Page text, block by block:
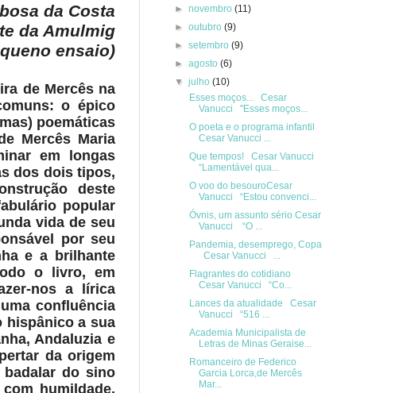
da Costa
da Amulmig
ensaio)
de Mercês na
o épico
poemáticas
Mercês Maria
em longas
dos dois tipos,
deste
popular
vida de seu
por seu
e a brilhante
o livro, em
nos a lírica
confluência
hispânico a sua
Andaluzia e
da origem
do sino
humildade,
►novembro(11)
►outubro(9)
►setembro(9)
►agosto(6)
▼julho(10)
Esses moços... Cesar
Vanucci "Esses moços...
O poeta e o programa infantil
Cesar Vanucci ...
Que tempos! Cesar Vanucci
“Lamentável qua...
O voo do besouroCesar
Vanucci “Estou convenci...
Óvnis, um assunto sério Cesar
Vanucci “O ...
Pandemia, desemprego, Copa
Cesar Vanucci ...
Flagrantes do cotidiano
Cesar Vanucci “Co...
Lances da atualidade Cesar
Vanucci “516 ...
Academia Municipalista de
Letras de Minas Geraise...
Romanceiro de Federico
Garcia Lorca,de Mercês
Mar...